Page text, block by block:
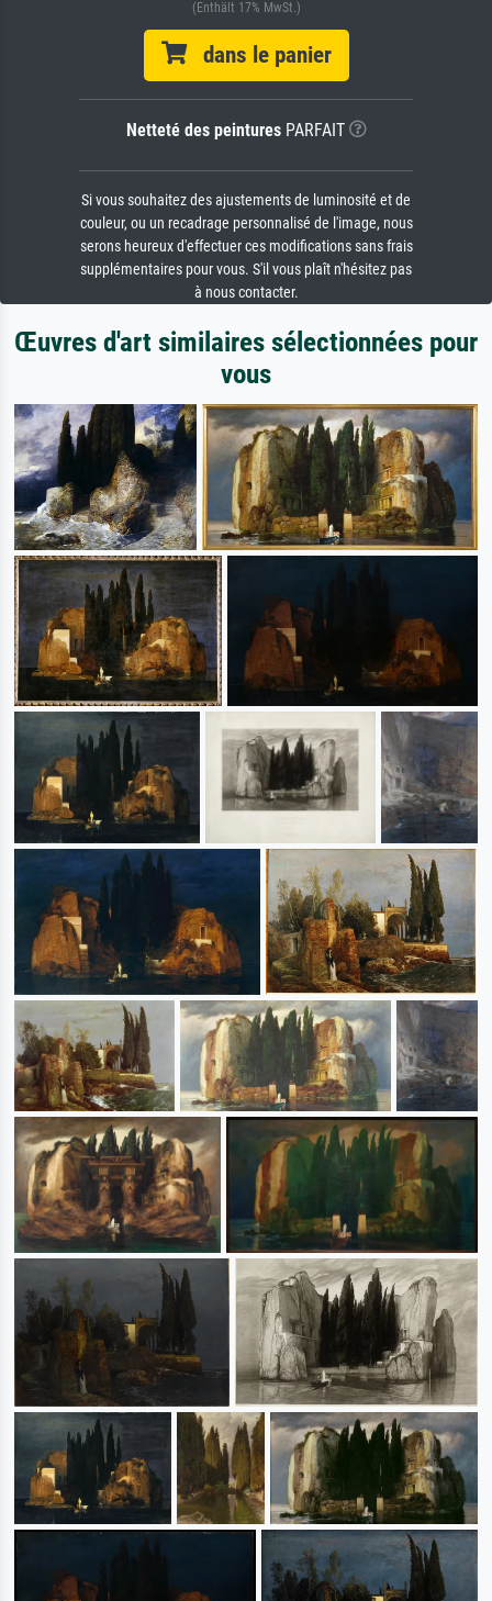
(Enthält 17% MwSt.)
dans le panier
Netteté des peinturesPARFAIT
Si vous souhaitez des ajustements de luminosité et de
couleur, ou un recadrage personnalisé de l'image, nous
serons heureux d'effectuer ces modifications sans frais
supplémentaires pour vous. S'il vous plaît n'hésitez pas
à nous contacter.
Œuvres d'art similaires sélectionnées pour
vous